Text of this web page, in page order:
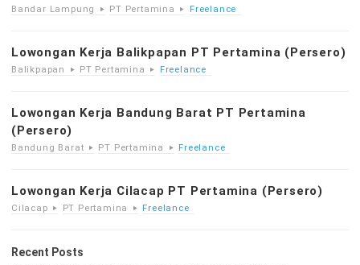
Bandar Lampung PT Pertamina Freelance
Lowongan Kerja Balikpapan PT Pertamina (Persero)
Balikpapan PT Pertamina Freelance
Lowongan Kerja Bandung Barat PT Pertamina
(Persero)
Bandung Barat PT Pertamina Freelance
Lowongan Kerja Cilacap PT Pertamina (Persero)
Cilacap PT Pertamina Freelance
Recent Posts